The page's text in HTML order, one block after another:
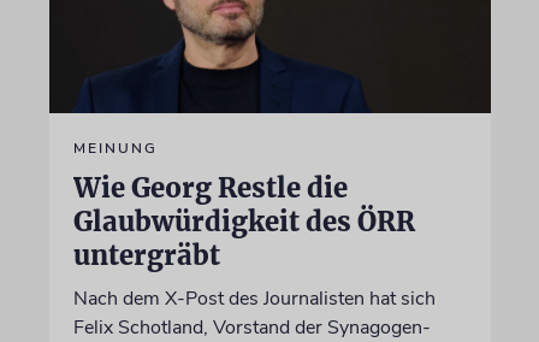
MEINUNG
Wie Georg Restle die
Glaubwürdigkeit des ÖRR
untergräbt
Nach dem X-Post des Journalisten hat sich
Felix Schotland, Vorstand der Synagogen-